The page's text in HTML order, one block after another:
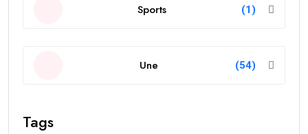
Sports (1)
Une (54)
Tags